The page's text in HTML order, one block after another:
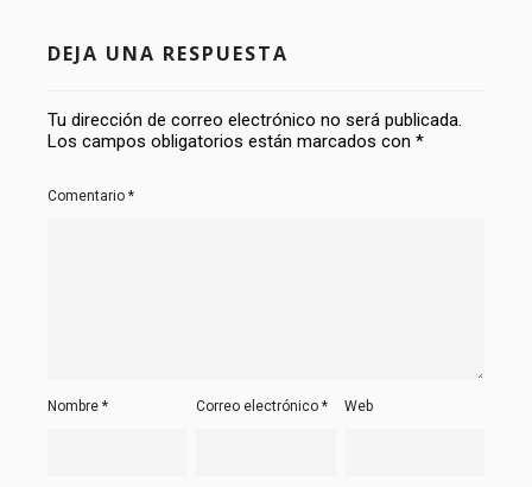
DEJA UNA RESPUESTA
Tu dirección de correo electrónico no será publicada.
Los campos obligatorios están marcados con *
Comentario *
Nombre * Correo electrónico* Web